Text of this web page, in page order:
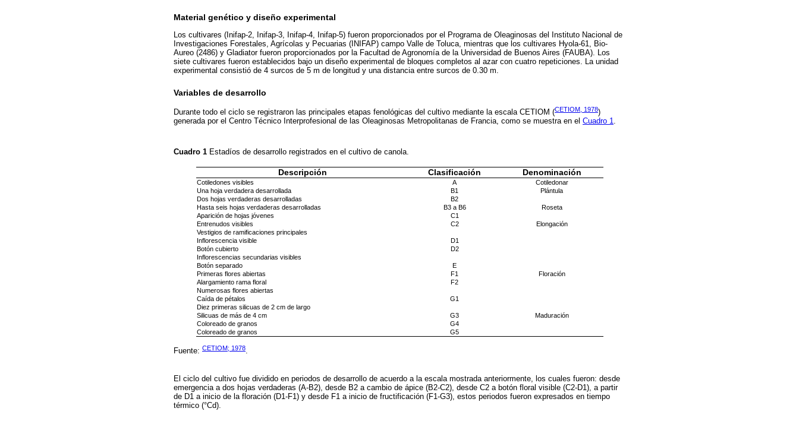
Material genético y diseño experimental
Los cultivares (Inifap-2, Inifap-3, Inifap-4, Inifap-5) fueron proporcionados por el Programa de Oleaginosas del Instituto Nacional de
Investigaciones Forestales, Agrícolas y Pecuarias (INIFAP) campo Valle de Toluca, mientras que los cultivares Hyola-61, Bio-
Aureo (2486) y Gladiator fueron proporcionados por la Facultad de Agronomía de la Universidad de Buenos Aires (FAUBA). Los
siete cultivares fueron establecidos bajo un diseño experimental de bloques completos al azar con cuatro repeticiones. La unidad
experimental consistió de 4 surcos de 5 m de longitud y una distancia entre surcos de 0.30 m.
Variables de desarrollo
Durante todo el ciclo se registraron las principales etapas fenológicas del cultivo mediante la escala CETIOM (CETIOM, 1978)
generada por el Centro Técnico Interprofesional de las Oleaginosas Metropolitanas de Francia, como se muestra en el Cuadro 1.
Cuadro 1 Estadíos de desarrollo registrados en el cultivo de canola.
Descripción Clasificación Denominación
Cotiledones visibles A
Cotiledonar
Una hoja verdadera desarrollada
B1
Plántula
Dos hojas verdaderas desarrolladas
B2
Hasta seis hojas verdaderas desarrolladas
B3 a B6
Roseta
Aparición de hojas jóvenes
C1
Entrenudos visibles
C2
Elongación
Vestigios de ramificaciones principales
Inflorescencia visible
D1
Botón cubierto
D2
Inflorescencias secundarias visibles
Botón separado
E
Primeras flores abiertas
F1
Floración
Alargamiento rama floral
F2
Numerosas flores abiertas
Caída de pétalos
G1
Diez primeras silicuas de 2 cm de largo
Silicuas de más de 4 cm
G3
Maduración
Coloreado de granos
G4
Coloreado de granos
G5
Fuente: CETIOM; 1978.
El ciclo del cultivo fue dividido en periodos de desarrollo de acuerdo a la escala mostrada anteriormente, los cuales fueron: desde
emergencia a dos hojas verdaderas (A-B2), desde B2 a cambio de ápice (B2-C2), desde C2 a botón floral visible (C2-D1), a partir
de D1 a inicio de la floración (D1-F1) y desde F1 a inicio de fructificación (F1-G3), estos periodos fueron expresados en tiempo
térmico (°Cd).